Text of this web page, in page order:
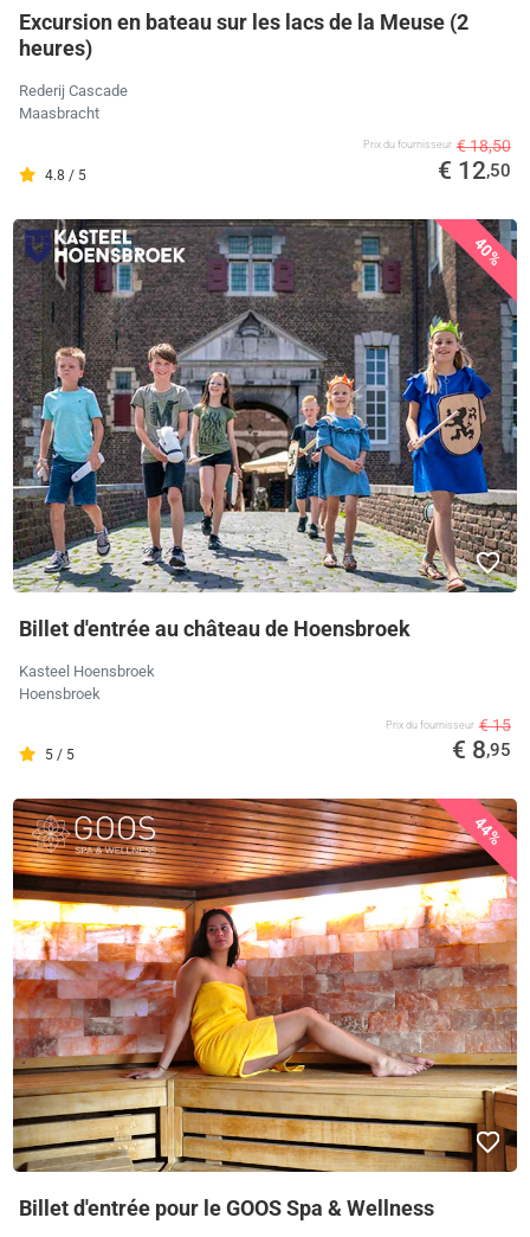
Excursion en bateau sur les lacs de la Meuse (2
heures)
Rederij Cascade
Maasbracht
4.8 / 5
Prix ​​du fournisseur € 18,50
€ 12,50
40%
Billet d'entrée au château de Hoensbroek
Kasteel Hoensbroek
Hoensbroek
5 / 5
Prix ​​du fournisseur € 15
€ 8,95
44%
Billet d'entrée pour le GOOS Spa & Wellness